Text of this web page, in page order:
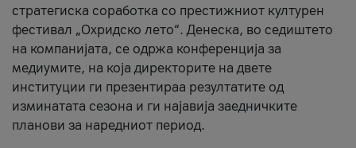
стратегиска соработка со престижниот културен
фестивал „Охридско лето“. Денеска, во седиштето
на компанијата, се одржа конференција за
медиумите, на која директорите на двете
институции ги презентираа резултатите од
изминатата сезона и ги најавија заедничките
планови за наредниот период.